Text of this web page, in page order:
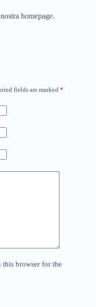
homepage.
fields are marked *
this browser for the